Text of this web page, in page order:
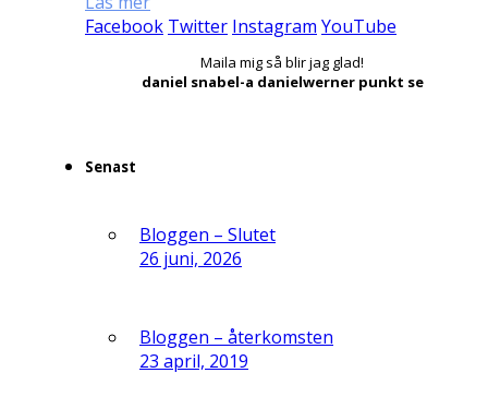
Facebook Twitter Instagram YouTube
Maila mig så blir jag glad!
daniel snabel-a danielwerner punkt se
Senast
Bloggen – Slutet
26 juni, 2026
Bloggen – återkomsten
23 april, 2019